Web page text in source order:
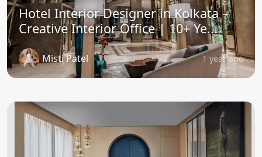
Hotel Interior Designer in Kolkata –
Creative Interior Office | 10+ Ye...
Misti Patel 1 year ago